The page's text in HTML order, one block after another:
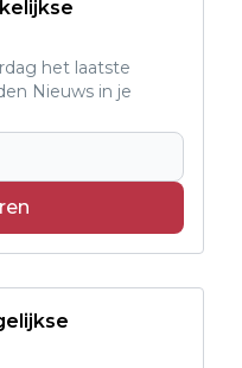
het laatste
Nieuws in je